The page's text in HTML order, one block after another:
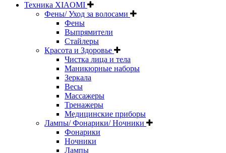
Техника XIAOMI
Фены/ Уход за волосами
Фены
Выпрямители
Стайлеры
Красота и Здоровье
Чистка лица и тела
Маникюрные наборы
Зеркала
Весы
Массажеры
Тренажеры
Медицинские приборы
Лампы/ Фонарики/ Ночники
Фонарики
Ночники
Лампы